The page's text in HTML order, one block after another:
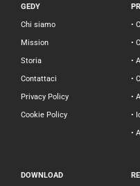
GEDY
Chi siamo
Mission
Storia
Contattaci
Privacy Policy
Cookie Policy
•
•
•
•
•
•
•
DOWNLOAD